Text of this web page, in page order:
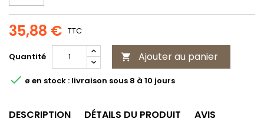
35,88 € TTC
Quantité  Ajouter au panier
 ø en stock : livraison sous 8 à 10 jours
DESCRIPTION DÉTAILS DU PRODUIT AVIS